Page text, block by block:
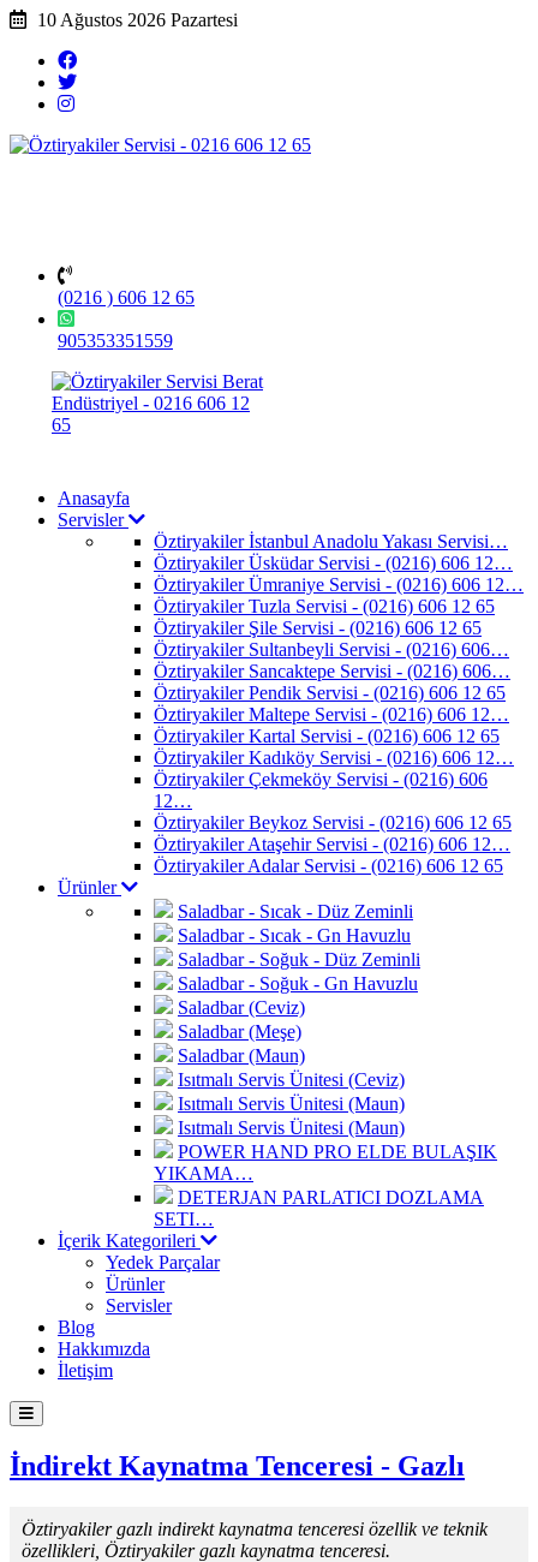
10 Ağustos 2026 Pazartesi
(0216 ) 606 12 65
905353351559
Anasayfa
Servisler
Öztiryakiler İstanbul Anadolu Yakası Servisi…
Öztiryakiler Üsküdar Servisi - (0216) 606 12…
Öztiryakiler Ümraniye Servisi - (0216) 606 12…
Öztiryakiler Tuzla Servisi - (0216) 606 12 65
Öztiryakiler Şile Servisi - (0216) 606 12 65
Öztiryakiler Sultanbeyli Servisi - (0216) 606…
Öztiryakiler Sancaktepe Servisi - (0216) 606…
Öztiryakiler Pendik Servisi - (0216) 606 12 65
Öztiryakiler Maltepe Servisi - (0216) 606 12…
Öztiryakiler Kartal Servisi - (0216) 606 12 65
Öztiryakiler Kadıköy Servisi - (0216) 606 12…
Öztiryakiler Çekmeköy Servisi - (0216) 606
12…
Öztiryakiler Beykoz Servisi - (0216) 606 12 65
Öztiryakiler Ataşehir Servisi - (0216) 606 12…
Öztiryakiler Adalar Servisi - (0216) 606 12 65
Ürünler
Saladbar - Sıcak - Düz Zeminli
Saladbar - Sıcak - Gn Havuzlu
Saladbar - Soğuk - Düz Zeminli
Saladbar - Soğuk - Gn Havuzlu
Saladbar (Ceviz)
Saladbar (Meşe)
Saladbar (Maun)
Isıtmalı Servis Ünitesi (Ceviz)
Isıtmalı Servis Ünitesi (Maun)
Isıtmalı Servis Ünitesi (Maun)
POWER HAND PRO ELDE BULAŞIK
YIKAMA…
DETERJAN PARLATICI DOZLAMA
SETI…
İçerik Kategorileri
Yedek Parçalar
Ürünler
Servisler
Blog
Hakkımızda
İletişim
İndirekt Kaynatma Tenceresi - Gazlı
Öztiryakiler gazlı indirekt kaynatma tenceresi özellik ve teknik
özellikleri, Öztiryakiler gazlı kaynatma tenceresi.